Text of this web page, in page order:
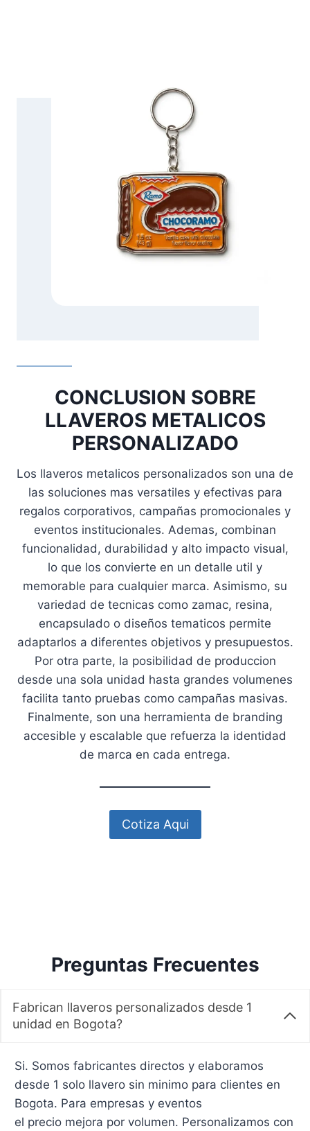
CONCLUSION SOBRE
LLAVEROS METALICOS
PERSONALIZADO
Los llaveros metalicos personalizados son una de
las soluciones mas versatiles y efectivas para
regalos corporativos, campañas promocionales y
eventos institucionales. Ademas, combinan
funcionalidad, durabilidad y alto impacto visual,
lo que los convierte en un detalle util y
memorable para cualquier marca. Asimismo, su
variedad de tecnicas como zamac, resina,
encapsulado o diseños tematicos permite
adaptarlos a diferentes objetivos y presupuestos.
Por otra parte, la posibilidad de produccion
desde una sola unidad hasta grandes volumenes
facilita tanto pruebas como campañas masivas.
Finalmente, son una herramienta de branding
accesible y escalable que refuerza la identidad
de marca en cada entrega.
Cotiza Aqui
Preguntas Frecuentes
Fabrican llaveros personalizados desde 1
unidad en Bogota?
Si. Somos fabricantes directos y elaboramos
desde 1 solo llavero sin minimo para clientes en
Bogota. Para empresas y eventos
el precio mejora por volumen. Personalizamos con